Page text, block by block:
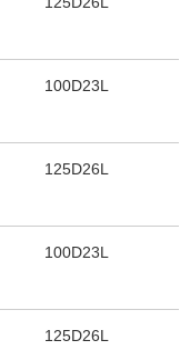
100D23L
125D26L
100D23L
125D26L